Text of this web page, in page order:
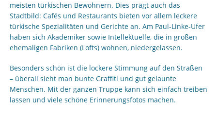
meisten türkischen Bewohnern. Dies prägt auch das
Stadtbild: Cafés und Restaurants bieten vor allem leckere
türkische Spezialitäten und Gerichte an. Am Paul-Linke-Ufer
haben sich Akademiker sowie Intellektuelle, die in großen
ehemaligen Fabriken (Lofts) wohnen, niedergelassen.
Besonders schön ist die lockere Stimmung auf den Straßen
– überall sieht man bunte Graffiti und gut gelaunte
Menschen. Mit der ganzen Truppe kann sich einfach treiben
lassen und viele schöne Erinnerungsfotos machen.